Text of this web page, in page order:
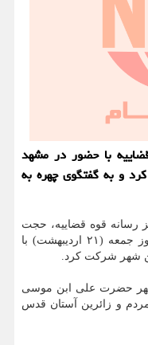
با حضور در مشهد
و به گفتگوی چهره به
رسانه قوه قضاییه، حجت
الاسلام والمسلمین محسنی اژه ای امروز جمعه (۲۱ اردیبهشت) با
شهر شرکت کرد.
حضرت علی ابن موسی
و زائرین آستان قدس